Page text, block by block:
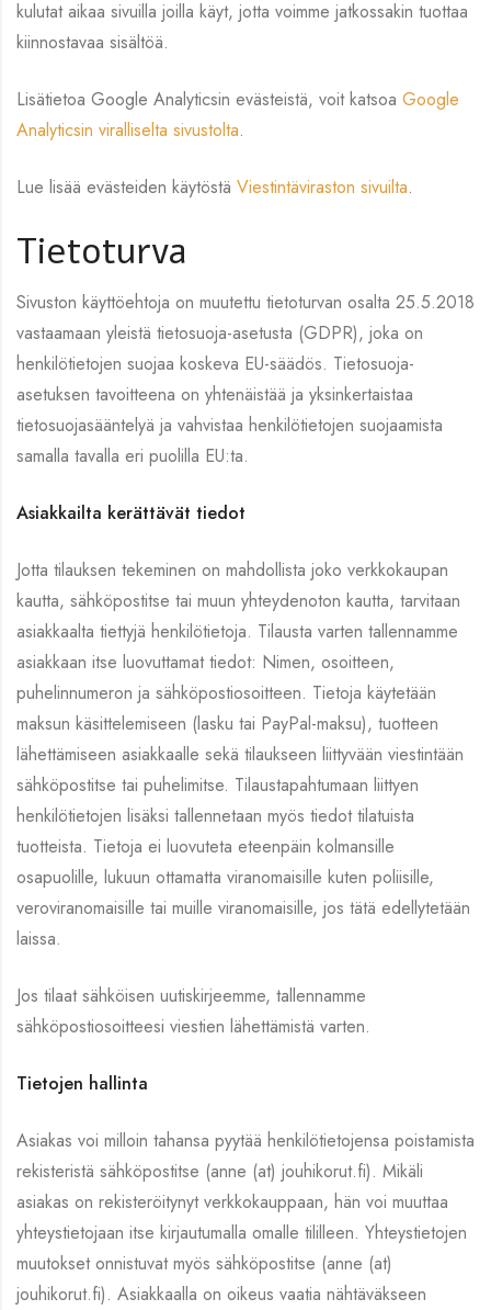
kulutat aikaa sivuilla joilla käyt, jotta voimme jatkossakin tuottaa
kiinnostavaa sisältöä.
Lisätietoa Google Analyticsin evästeistä, voit katsoa Google
Analyticsin viralliselta sivustolta.
Lue lisää evästeiden käytöstä Viestintäviraston sivuilta.
Tietoturva
Sivuston käyttöehtoja on muutettu tietoturvan osalta 25.5.2018
vastaamaan yleistä tietosuoja-asetusta (GDPR), joka on
henkilötietojen suojaa koskeva EU-säädös. Tietosuoja-
asetuksen tavoitteena on yhtenäistää ja yksinkertaistaa
tietosuojasääntelyä ja vahvistaa henkilötietojen suojaamista
samalla tavalla eri puolilla EU:ta.
Asiakkailta kerättävät tiedot
Jotta tilauksen tekeminen on mahdollista joko verkkokaupan
kautta, sähköpostitse tai muun yhteydenoton kautta, tarvitaan
asiakkaalta tiettyjä henkilötietoja. Tilausta varten tallennamme
asiakkaan itse luovuttamat tiedot: Nimen, osoitteen,
puhelinnumeron ja sähköpostiosoitteen. Tietoja käytetään
maksun käsittelemiseen (lasku tai PayPal-maksu), tuotteen
lähettämiseen asiakkaalle sekä tilaukseen liittyvään viestintään
sähköpostitse tai puhelimitse. Tilaustapahtumaan liittyen
henkilötietojen lisäksi tallennetaan myös tiedot tilatuista
tuotteista. Tietoja ei luovuteta eteenpäin kolmansille
osapuolille, lukuun ottamatta viranomaisille kuten poliisille,
veroviranomaisille tai muille viranomaisille, jos tätä edellytetään
laissa.
Jos tilaat sähköisen uutiskirjeemme, tallennamme
sähköpostiosoitteesi viestien lähettämistä varten.
Tietojen hallinta
Asiakas voi milloin tahansa pyytää henkilötietojensa poistamista
rekisteristä sähköpostitse (anne (at) jouhikorut.fi). Mikäli
asiakas on rekisteröitynyt verkkokauppaan, hän voi muuttaa
yhteystietojaan itse kirjautumalla omalle tililleen. Yhteystietojen
muutokset onnistuvat myös sähköpostitse (anne (at)
jouhikorut.fi). Asiakkaalla on oikeus vaatia nähtäväkseen